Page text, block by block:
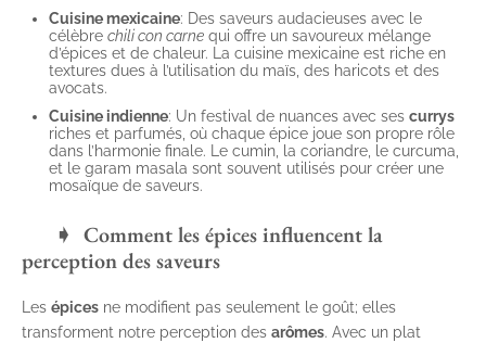
Cuisine mexicaine: Des saveurs audacieuses avec le
célèbre chili con carne qui offre un savoureux mélange
d’épices et de chaleur. La cuisine mexicaine est riche en
textures dues à l’utilisation du maïs, des haricots et des
avocats.
Cuisine indienne: Un festival de nuances avec ses currys
riches et parfumés, où chaque épice joue son propre rôle
dans l’harmonie finale. Le cumin, la coriandre, le curcuma,
et le garam masala sont souvent utilisés pour créer une
mosaïque de saveurs.
Comment les épices influencent la
perception des saveurs
Les épices ne modifient pas seulement le goût; elles
transforment notre perception des arômes. Avec un plat